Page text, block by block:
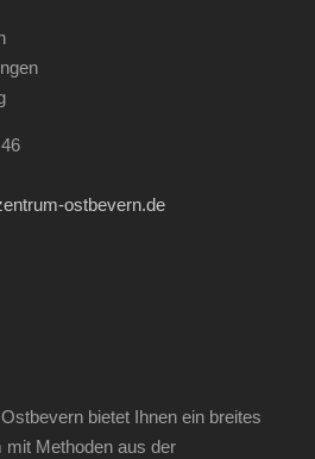
ostbevern.de
bietet Ihnen ein breites
Methoden aus der